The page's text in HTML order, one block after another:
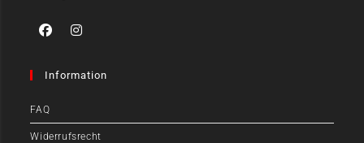
Information
FAQ
Widerrufsrecht